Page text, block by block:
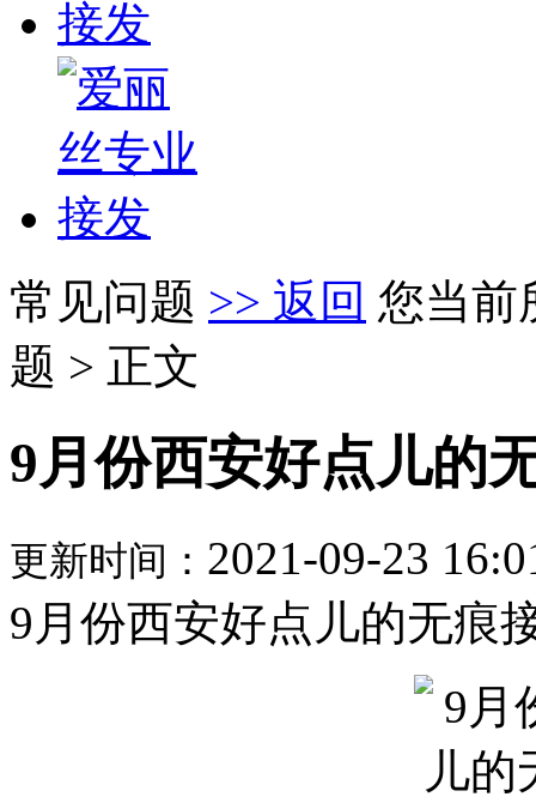
常见问题 >> 返回 您当前
题 > 正文
9月份西安好点儿的
更新时间： 2021-09-23
9月份西安好点儿的无痕